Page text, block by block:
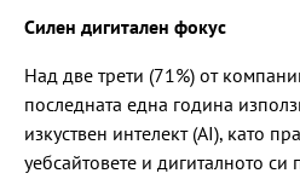
Силен дигитален фокус
Над две трети (71%) от
последната една година
изкуствен интелект (AI), като
уебсайтовете и дигиталното